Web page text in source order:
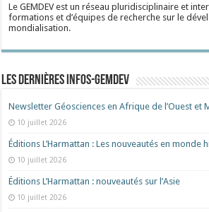
Le GEMDEV est un réseau pluridisciplinaire et
formations et d’équipes de recherche sur le
mondialisation.
Les dernières Infos-Gemdev
Newsletter Géosciences en Afrique de l’Ouest et
10 juillet 2026
Éditions L’Harmattan : Les nouveautés en monde
10 juillet 2026
Éditions L’Harmattan : nouveautés sur l’Asie
10 juillet 2026